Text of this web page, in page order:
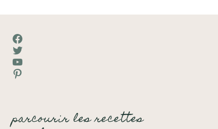
Facebook
Twitter
YouTube
Pinterest
parcourir les recettes